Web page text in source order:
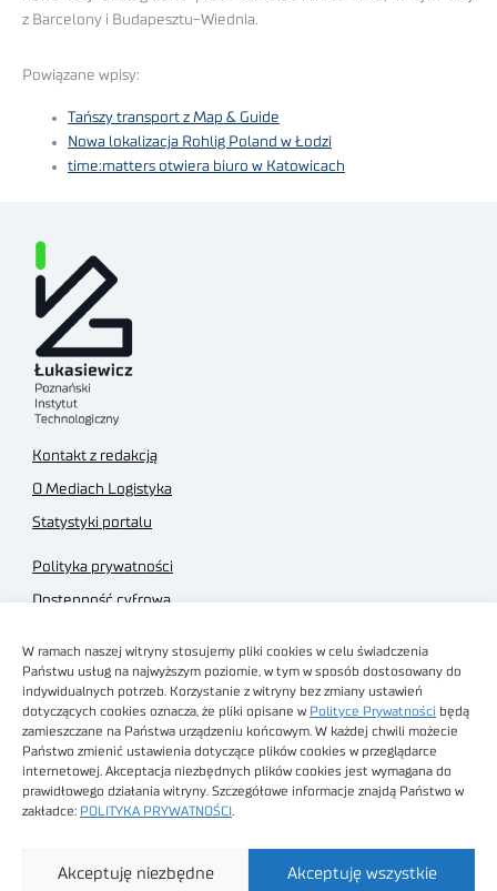
W ramach naszej witryny stosujemy pliki cookies w celu świadczenia
Państwu usług na najwyższym poziomie, w tym w sposób dostosowany do
indywidualnych potrzeb. Korzystanie z witryny bez zmiany ustawień
dotyczących cookies oznacza, że pliki opisane w Polityce Prywatności będą
zamieszczane na Państwa urządzeniu końcowym. W każdej chwili możecie
Państwo zmienić ustawienia dotyczące plików cookies w przeglądarce
internetowej. Akceptacja niezbędnych plików cookies jest wymagana do
prawidłowego działania witryny. Szczegółowe informacje znajdą Państwo w
zakładce: POLITYKA PRYWATNOŚCI
Akceptuję wszystkie
Akceptuję niezbędne
z Barcelony i Budapesztu-Wiednia.
Powiązane wpisy:
Tańszy transport z Map & Guide
Nowa lokalizacja Rohlig Poland w Łodzi
time:matters otwiera biuro w Katowicach
Kontakt z redakcją
O Mediach Logistyka
Statystyki portalu
Polityka prywatności
Dostępność cyfrowa
Regulamin sklepu
Obrazy stockowe
autorstwa
Technologiczny